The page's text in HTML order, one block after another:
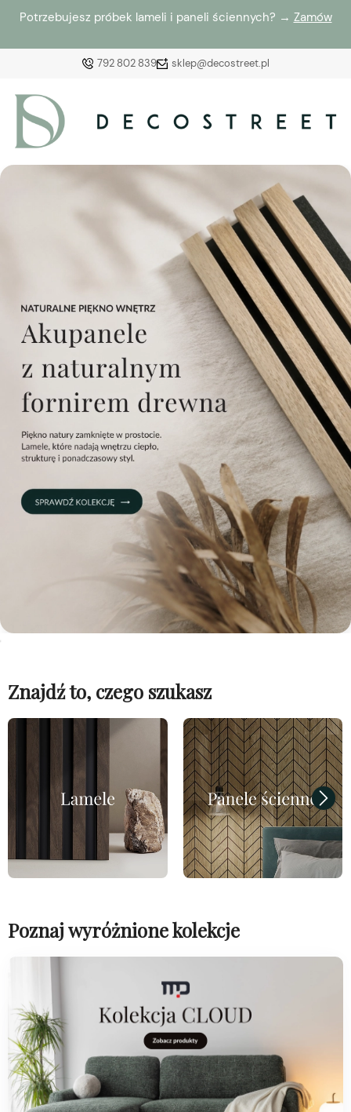
Potrzebujesz próbek lameli i paneli ściennych? → Zamów
792 802 839 sklep@decostreet.pl
Załóż konto
Wybierz coś dla siebie z naszej aktualnej oferty lub
zaloguj się, aby przywrócić dodane produkty do listy
z poprzedniej sesji.
Znajdź to, czego szukasz
Poznaj wyróżnione kolekcje